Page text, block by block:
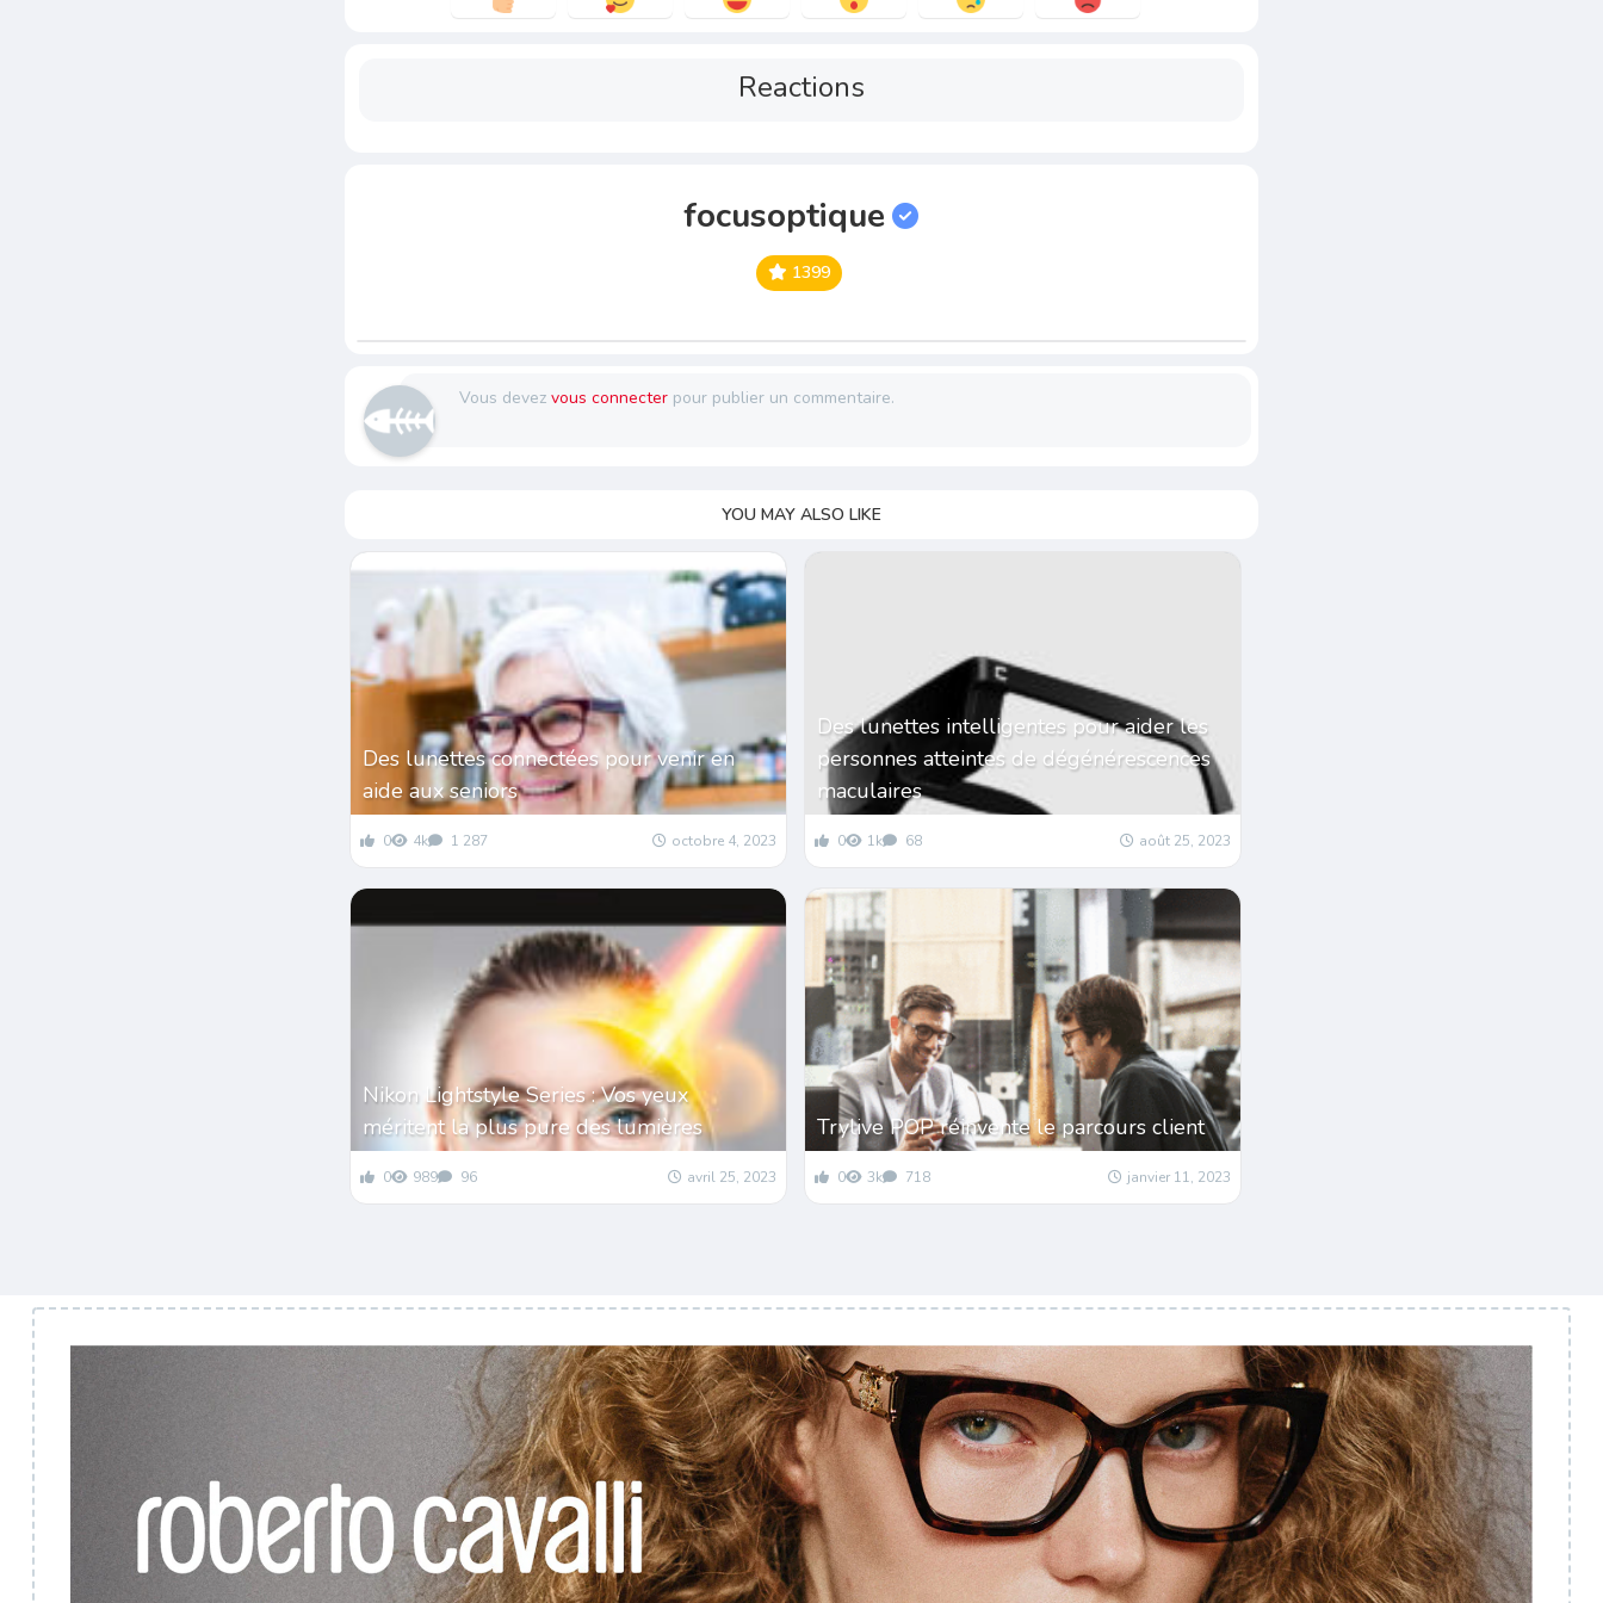
Reactions
focusoptique
1399
Vous devezvous connecter pour publier un commentaire.
YOU MAY ALSO LIKE
Des lunettes connectées pour venir en
aide aux seniors
0 4k 1 287 octobre 4, 2023
Des lunettes intelligentes pour aider les
personnes atteintes de dégénérescences
maculaires
0 1k 68 août 25, 2023
Nikon Lightstyle Series : Vos yeux
méritent la plus pure des lumières
0 989 96 avril 25, 2023
Trylive POP réinvente le parcours client
0 3k 718 janvier 11, 2023